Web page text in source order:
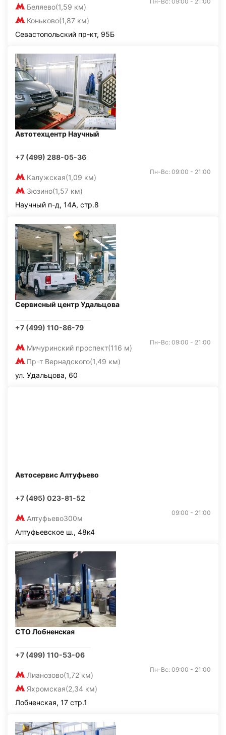
Беляево(1,59 км)
Коньково(1,87 км)
Севастопольский пр-кт, 95Б
Автотехцентр Научный
+7 (499) 288-05-36
Калужская(1,09 км)
Зюзино(1,57 км)
Пн-Вс: 09:00 - 21:00
Научный п-д, 14А, стр.8
Сервисный центр Удальцова
+7 (499) 110-86-79
Мичуринский проспект(116 м)
Пр-т Вернадского(1,49 км)
Пн-Вс: 09:00 - 21:00
ул. Удальцова, 60
Автосервис Алтуфьево
+7 (495) 023-81-52
Алтуфьево300м
09:00 - 21:00
Алтуфьевское ш., 48к4
СТО Лобненская
+7 (499) 110-53-06
Лианозово(1,72 км)
Яхромская(2,34 км)
Пн-Вс: 09:00 - 21:00
Лобненская, 17 стр.1